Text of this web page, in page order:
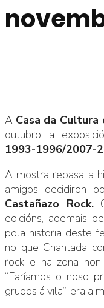
A Casa da Cultura
outubro a
1993-1996/2007-
A mostra repasa a
amigos decidiron
Castañazo Rock.
edicións, ademais
pola historia deste
no que Chantada
rock e na zona non
“Faríamos o noso
grupos á vila”, era a